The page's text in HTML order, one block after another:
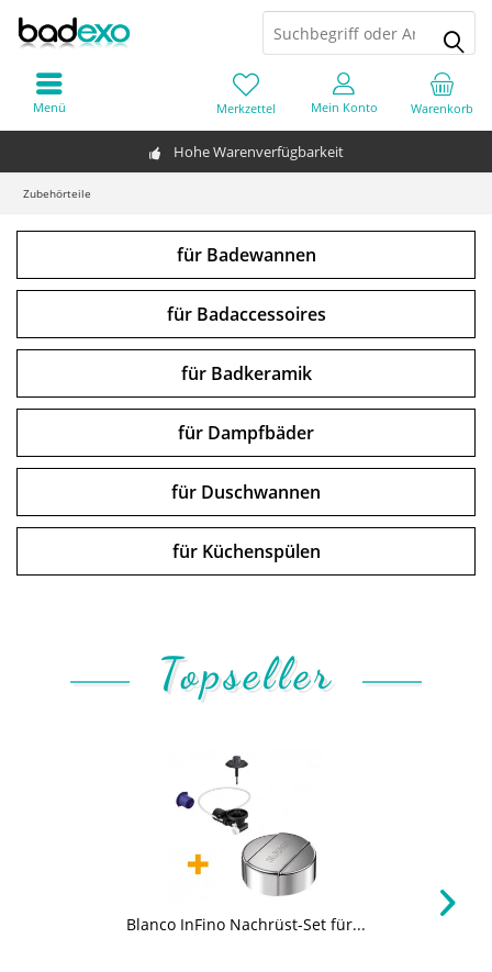
Hohe Warenverfügbarkeit
Warenkorb
Merkzettel Mein Konto
Menü
Zubehörteile
für Badewannen
für Badaccessoires
für Badkeramik
für Dampfbäder
für Duschwannen
für Küchenspülen
Topseller
Blanco InFino Nachrüst-Set für...